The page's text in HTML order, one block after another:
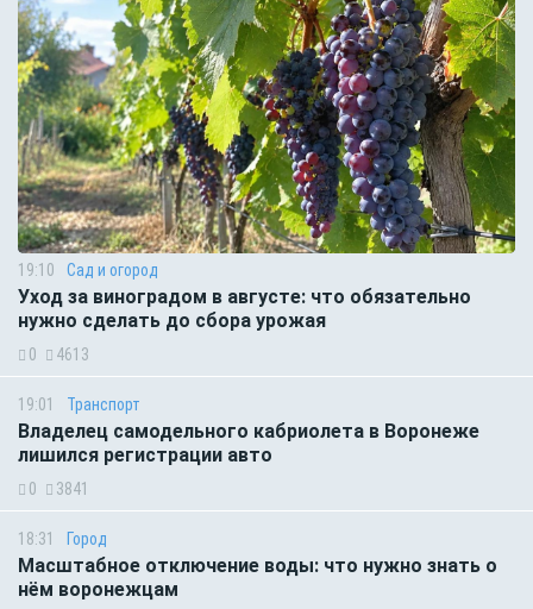
19:10 Сад и огород
Уход за виноградом в августе: что обязательно
нужно сделать до сбора урожая
0 4613
19:01 Транспорт
Владелец самодельного кабриолета в Воронеже
лишился регистрации авто
0 3841
18:31 Город
Масштабное отключение воды: что нужно знать о
нём воронежцам